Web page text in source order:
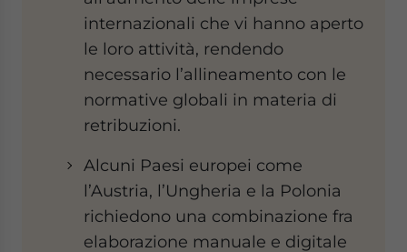
internazionali che vi hanno aperto
le loro attività, rendendo
necessario l’allineamento con le
normative globali in materia di
retribuzioni.
Alcuni Paesi europei come
l’Austria, l’Ungheria e la Polonia
richiedono una combinazione fra
elaborazione manuale e digitale